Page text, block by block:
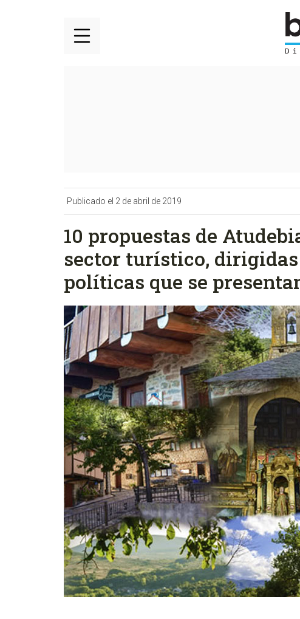
Publicado el 2 de abril de 2019
10 propuestas de
sector turístico,
políticas que se